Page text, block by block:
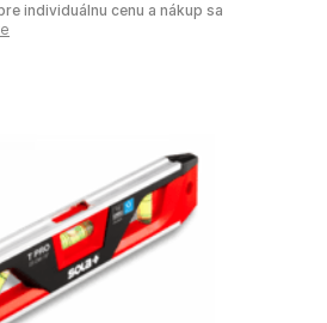
individuálnu cenu a nákup sa